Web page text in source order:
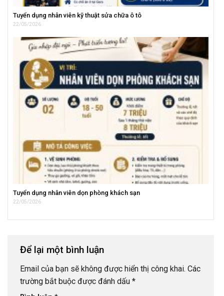
Tuyển dụng nhân viên kỹ thuật sửa chữa ô tô
22/05/2026
Tuyển dụng nhân viên dọn phòng khách sạn
22/05/2026
Để lại một bình luận
Email của bạn sẽ không được hiển thị công khai. Các
trường bắt buộc được đánh dấu *